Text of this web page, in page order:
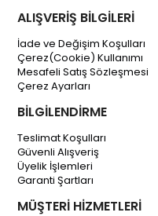
ALIŞVERİŞ BİLGİLERİ
İade ve Değişim Koşulları
Çerez(Cookie) Kullanımı
Mesafeli Satış Sözleşmesi
Çerez Ayarları
BİLGİLENDİRME
Teslimat Koşulları
Güvenli Alışveriş
Üyelik İşlemleri
Garanti Şartları
MÜŞTERİ HİZMETLERİ